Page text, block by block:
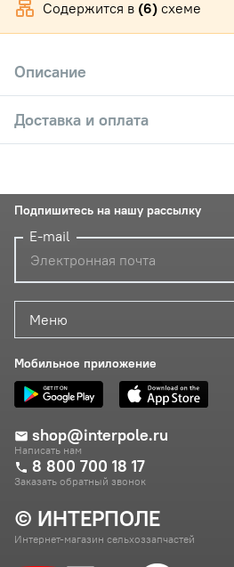
Содержится в (6) схеме
Описание
Доставка и оплата
© ИНТЕРПОЛЕ
Интернет-магазин сельхоззапчастей
Меню
Мобильное приложение
shop@interpole.ru
Написать нам
8 800 700 18 17
Заказать обратный звонок
Подпишитесь на нашу рассылку
E-mail